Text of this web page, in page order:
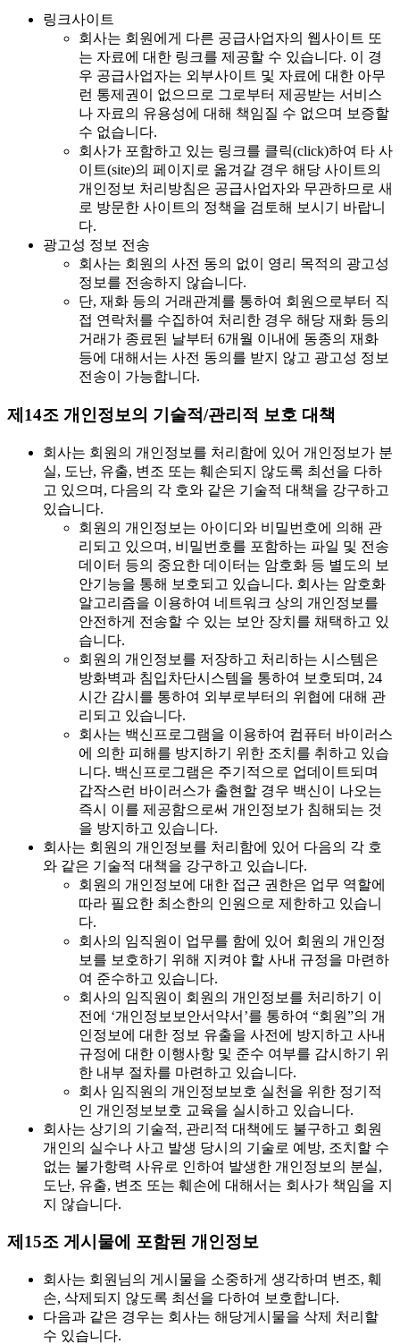
링크사이트
회사는 회원에게 다른 공급사업자의 웹사이트 또
는 자료에 대한 링크를 제공할 수 있습니다. 이 경
우 공급사업자는 외부사이트 및 자료에 대한 아무
런 통제권이 없으므로 그로부터 제공받는 서비스
나 자료의 유용성에 대해 책임질 수 없으며 보증할
수 없습니다.
회사가 포함하고 있는 링크를 클릭(click)하여 타 사
이트(site)의 페이지로 옮겨갈 경우 해당 사이트의
개인정보 처리방침은 공급사업자와 무관하므로 새
로 방문한 사이트의 정책을 검토해 보시기 바랍니
다.
광고성 정보 전송
회사는 회원의 사전 동의 없이 영리 목적의 광고성
정보를 전송하지 않습니다.
단, 재화 등의 거래관계를 통하여 회원으로부터 직
접 연락처를 수집하여 처리한 경우 해당 재화 등의
거래가 종료된 날부터 6개월 이내에 동종의 재화
등에 대해서는 사전 동의를 받지 않고 광고성 정보
전송이 가능합니다.
제14조 개인정보의 기술적/관리적 보호 대책
회사는 회원의 개인정보를 처리함에 있어 개인정보가 분
실, 도난, 유출, 변조 또는 훼손되지 않도록 최선을 다하
고 있으며, 다음의 각 호와 같은 기술적 대책을 강구하고
있습니다.
회원의 개인정보는 아이디와 비밀번호에 의해 관
리되고 있으며, 비밀번호를 포함하는 파일 및 전송
데이터 등의 중요한 데이터는 암호화 등 별도의 보
안기능을 통해 보호되고 있습니다. 회사는 암호화
알고리즘을 이용하여 네트워크 상의 개인정보를
안전하게 전송할 수 있는 보안 장치를 채택하고 있
습니다.
회원의 개인정보를 저장하고 처리하는 시스템은
방화벽과 침입차단시스템을 통하여 보호되며, 24
시간 감시를 통하여 외부로부터의 위협에 대해 관
리되고 있습니다.
회사는 백신프로그램을 이용하여 컴퓨터 바이러스
에 의한 피해를 방지하기 위한 조치를 취하고 있습
니다. 백신프로그램은 주기적으로 업데이트되며
갑작스런 바이러스가 출현할 경우 백신이 나오는
즉시 이를 제공함으로써 개인정보가 침해되는 것
을 방지하고 있습니다.
회사는 회원의 개인정보를 처리함에 있어 다음의 각 호
와 같은 기술적 대책을 강구하고 있습니다.
회원의 개인정보에 대한 접근 권한은 업무 역할에
따라 필요한 최소한의 인원으로 제한하고 있습니
다.
회사의 임직원이 업무를 함에 있어 회원의 개인정
보를 보호하기 위해 지켜야 할 사내 규정을 마련하
여 준수하고 있습니다.
회사의 임직원이 회원의 개인정보를 처리하기 이
전에 ‘개인정보보안서약서’를 통하여 “회원”의 개
인정보에 대한 정보 유출을 사전에 방지하고 사내
규정에 대한 이행사항 및 준수 여부를 감시하기 위
한 내부 절차를 마련하고 있습니다.
회사 임직원의 개인정보보호 실천을 위한 정기적
인 개인정보보호 교육을 실시하고 있습니다.
회사는 상기의 기술적, 관리적 대책에도 불구하고 회원
개인의 실수나 사고 발생 당시의 기술로 예방, 조치할 수
없는 불가항력 사유로 인하여 발생한 개인정보의 분실,
도난, 유출, 변조 또는 훼손에 대해서는 회사가 책임을 지
지 않습니다.
제15조 게시물에 포함된 개인정보
회사는 회원님의 게시물을 소중하게 생각하며 변조, 훼
손, 삭제되지 않도록 최선을 다하여 보호합니다.
다음과 같은 경우는 회사는 해당게시물을 삭제 처리할
수 있습니다.